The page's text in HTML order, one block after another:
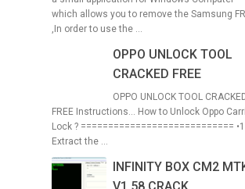
which allows you to remove the Samsung
,In order to use the ...
OPPO UNLOCK TOOL
CRACKED FREE
OPPO UNLOCK TOOL
FREE Instructions... How to Unlock Oppo
Lock ? ============================
Extract the ...
INFINITY BOX CM2